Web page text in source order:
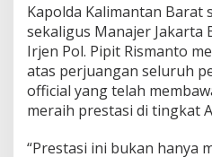
Kapolda Kalimantan Barat
sekaligus Manajer Jakarta
Irjen Pol. Pipit Rismanto
atas perjuangan seluruh
official yang telah
meraih prestasi di tingkat
“Prestasi ini bukan hanya